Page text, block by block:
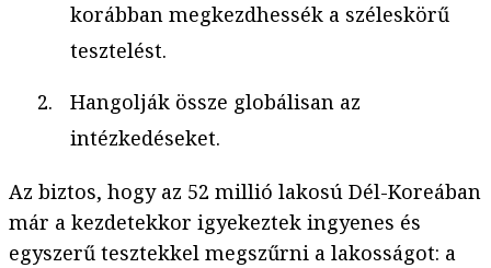
korábban megkezdhessék a széleskörű
tesztelést.
Hangolják össze globálisan az
intézkedéseket.
Az biztos, hogy az 52 millió lakosú Dél-Koreában
már a kezdetekkor igyekeztek ingyenes és
egyszerű tesztekkel megszűrni a lakosságot: a